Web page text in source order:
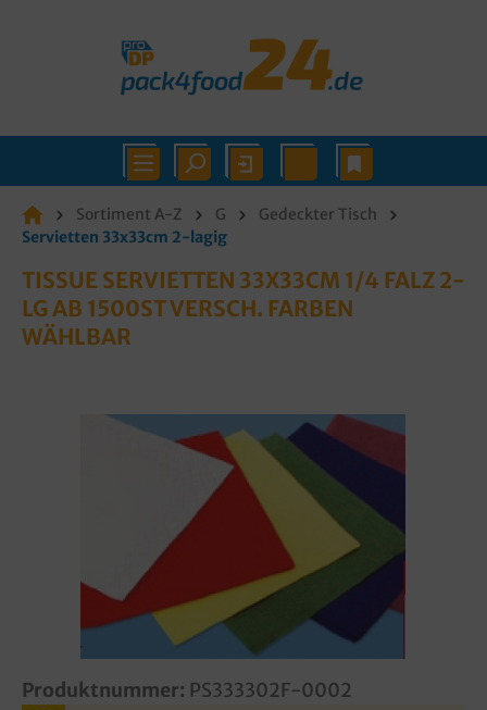
Sortiment A-Z G
Gedeckter Tisch
Servietten 33x33cm 2-lagig
TISSUE SERVIETTEN 33X33CM 1/4 FALZ 2-
LG AB 1500ST VERSCH. FARBEN
WÄHLBAR
Produktnummer: PS333302F-0002